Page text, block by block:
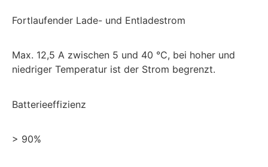
Fortlaufender Lade- und Entladestrom
Max. 12,5 A zwischen 5 und 40 °C, bei hoher und
niedriger Temperatur ist der Strom begrenzt.
Batterieeffizienz
> 90%